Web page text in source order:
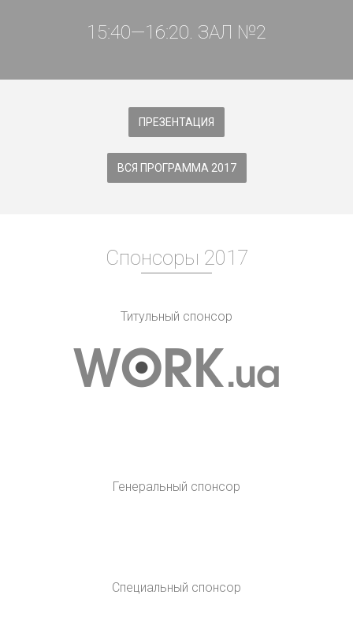
15:40—16:20. ЗАЛ №2
ПРЕЗЕНТАЦИЯ
ВСЯ ПРОГРАММА 2017
Спонсоры 2017
Титульный спонсор
Генеральный спонсор
Специальный спонсор